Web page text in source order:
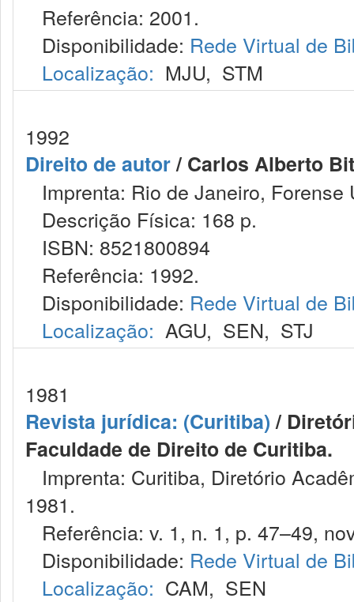
Referência: 2001.
Disponibilidade: Rede Virtual de
Localização: MJU, STM
1992
Direito de autor/ Carlos Alberto
Imprenta: Rio de Janeiro, Forense
Descrição Física: 168 p.
ISBN: 8521800894
Referência: 1992.
Disponibilidade: Rede Virtual de
Localização: AGU, SEN, STJ
1981
Revista jurídica: (Curitiba)/
Faculdade de Direito de Curitiba.
Imprenta: Curitiba, Diretório
1981.
Referência: v. 1, n. 1, p. 47–49,
Disponibilidade: Rede Virtual de
Localização: CAM, SEN